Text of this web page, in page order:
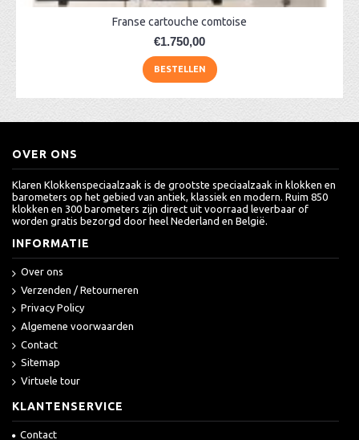
Franse cartouche comtoise
€1.750,00
BESTELLEN
OVER ONS
Klaren Klokkenspeciaalzaak is de grootste speciaalzaak in klokken en
barometers op het gebied van antiek, klassiek en modern. Ruim 850
klokken en 300 barometers zijn direct uit voorraad leverbaar of
worden gratis bezorgd door heel Nederland en België.
INFORMATIE
Over ons
Verzenden / Retourneren
Privacy Policy
Algemene voorwaarden
Contact
Sitemap
Virtuele tour
KLANTENSERVICE
Contact